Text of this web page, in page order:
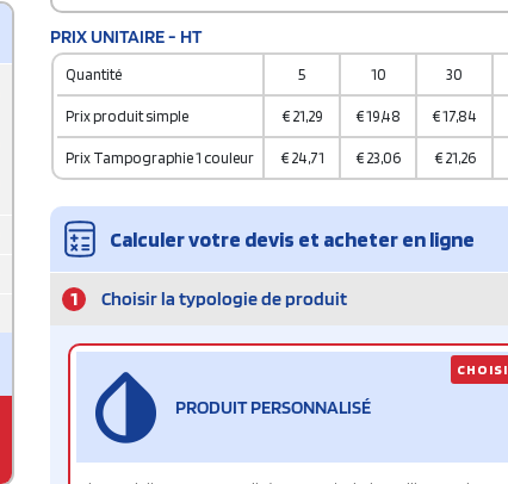
PRIX UNITAIRE - HT
Quantité 5 10 30
Prix produit simple € 21,29 €19,48 €17,84
Prix Tampographie 1 couleur € 24,71 € 23,06 € 21,26
Calculer votre devis et acheter en ligne
1 Choisir la typologie de produit
PRODUIT PERSONNALISÉ
CHOISI